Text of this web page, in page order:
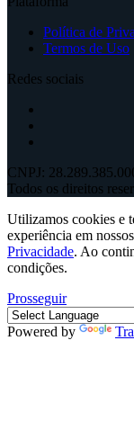
Política de
Termos de Uso
Redes sociais
CNPJ:
Todos os direitos
Utilizamos cookies e
experiência em
Privacidade. Ao
condições.
Prosseguir
Powered by